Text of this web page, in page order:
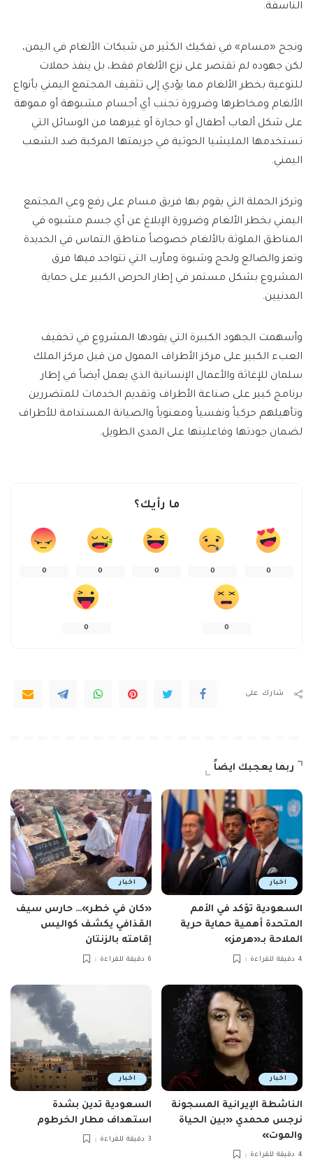
الناسفة.
ونجح «مسام» في تفكيك الكثير من شبكات الألغام في اليمن،
لكن جهوده لم تقتصر على نزع الألغام فقط، بل ينفذ حملات
للتوعية بخطر الألغام مما يؤدي إلى تثقيف المجتمع اليمني بأنواع
الألغام ومخاطرها وضرورة تجنب أي أجسام مشبوهة أو مموهة
على شكل ألعاب أطفال أو حجارة أو غيرهما من الوسائل التي
تستخدمها المليشيا الحوثية في جريمتها المركبة ضد الشعب
اليمني.
وتركز الحملة التي يقوم بها فريق مسام على رفع وعي المجتمع
اليمني بخطر الألغام وضرورة الإبلاغ عن أي جسم مشبوه في
المناطق الملوثة بالألغام خصوصاً مناطق التماس في الحديدة
وتعز والضالع ولحج وشبوة ومأرب التي تتواجد فيها فرق
المشروع بشكل مستمر في إطار الحرص الكبير على حماية
المدنيين.
وأسهمت الجهود الكبيرة التي يقودها المشروع في تخفيف
العبء الكبير على مركز الأطراف الممول من قبل مركز الملك
سلمان للإغاثة والأعمال الإنسانية الذي يعمل أيضاً في إطار
برنامج كبير على صناعة الأطراف وتقديم الخدمات للمتضررين
وتأهيلهم حركياً ونفسياً ومعنوياً والصيانة المستدامة للأطراف
لضمان جودتها وفاعليتها على المدى الطويل.
ما رأيك؟
0
0
0
0
0
0
0
شارك على
ربما يعجبك ايضاً
اخبار
السعودية تؤكد في الأمم
المتحدة أهمية حماية حرية
الملاحة بـ«هرمز»
4 دقيقة للقراءة
اخبار
«كان في خطر»… حارس سيف
القذافي يكشف كواليس
إقامته بالزنتان
6 دقيقة للقراءة
اخبار
الناشطة الإيرانية المسجونة
نرجس محمدي «بين الحياة
والموت»
4 دقيقة للقراءة
اخبار
السعودية تدين بشدة
استهداف مطار الخرطوم
3 دقيقة للقراءة